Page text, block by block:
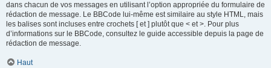
dans chacun de vos messages en utilisant l’option appropriée du formulaire de
rédaction de message. Le BBCode lui-même est similaire au style HTML, mais
les balises sont incluses entre crochets [ et ] plutôt que < et >. Pour plus
d’informations sur le BBCode, consultez le guide accessible depuis la page de
rédaction de message.
Haut